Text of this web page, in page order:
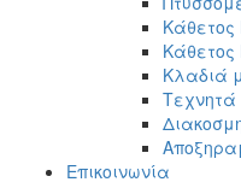
Κλαδιά
Επικοινωνία